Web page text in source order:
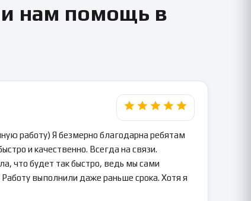
нам помощь в
работу) Я безмерно благодарна ребятам
и качественно. Всегда на связи.
что будет так быстро, ведь мы сами
выполнили даже раньше срока. Хотя я